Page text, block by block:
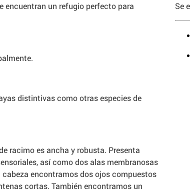
encuentran un refugio perfecto para
distintivas como otras especies de
racimo es ancha y robusta. Presenta
así como dos alas membranosas
encontramos dos ojos compuestos
cortas. También encontramos un
Se